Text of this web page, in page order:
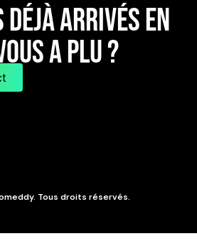
déjà arrivés en
a plu ?
Tous droits réservés.